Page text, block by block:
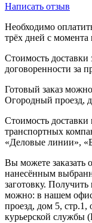
Написать отзыв
Необходимо
трёх дней с момента
Стоимость доставки
договоренности за
Готовый заказ можно
Огородный проезд,
Стоимость доставки
транспортных
«Деловые линии»,
Вы можете заказать
нанесённым
заготовку.
можно: в нашем
проезд, дом 5, стр.1,
курьерской службы